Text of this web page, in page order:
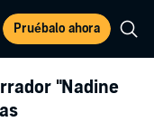
Pruébalo ahora
"Nadine